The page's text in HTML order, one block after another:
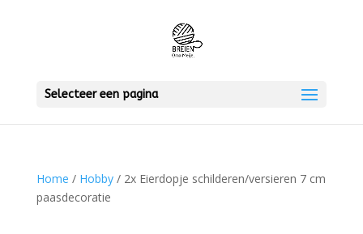
Selecteer een pagina
Home / Hobby/ 2x Eierdopje schilderen/versieren 7 cm
paasdecoratie